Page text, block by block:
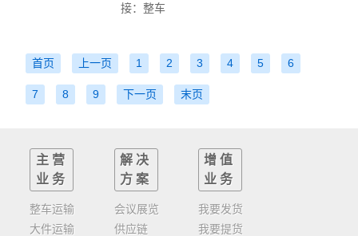
接：整车
首页 上一页 1 2 3 4 5 6
7 8 9 下一页 末页
主营
业务
整车运输
大件运输
解决
方案
会议展览
供应链
增值
业务
我要发货
我要提货